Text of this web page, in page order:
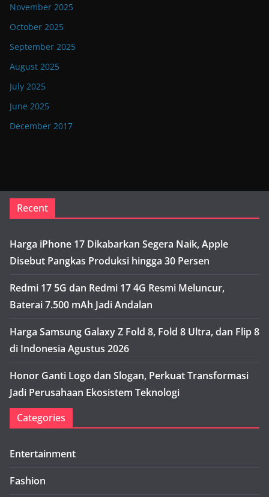
November 2025
October 2025
September 2025
August 2025
July 2025
June 2025
December 2017
Recent
Harga iPhone 17 Dikabarkan Segera Naik, Apple
Disebut Pangkas Produksi hingga 30 Persen
Redmi 17 5G dan Redmi 17 4G Resmi Meluncur,
Baterai 7.500 mAh Jadi Andalan
Harga Samsung Galaxy Z Fold 8, Fold 8 Ultra, dan Flip 8
di Indonesia Agustus 2026
Honor Ganti Logo dan Slogan, Perkuat Transformasi
Jadi Perusahaan Ekosistem Teknologi
Categories
Entertainment
Fashion